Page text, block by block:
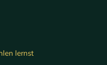
lernst